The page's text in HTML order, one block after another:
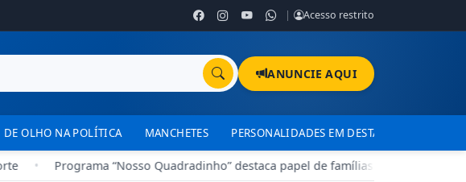
| Acesso restrito
ANUNCIE AQUI
DE OLHO NA POLÍTICA MANCHETES PERSONALIDADES EM DESTAQUE
• Programa “Nosso Quadradinho” destaca papel de famílias no treinamento de